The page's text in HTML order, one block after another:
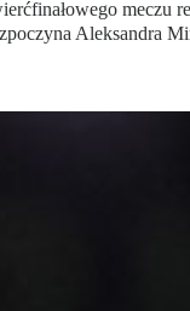
Aleksandra